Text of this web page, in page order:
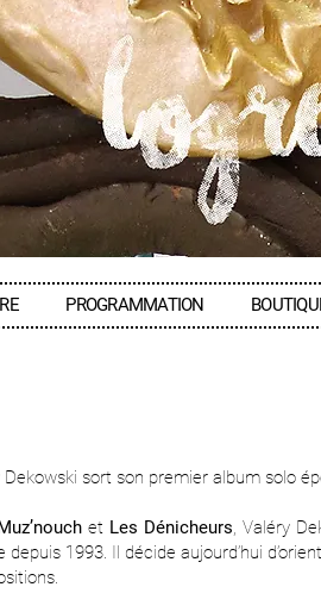
PROGRAMMATION
Dekowski sort son premier album solo
et Les Dénicheurs, Valéry
depuis 1993. Il décide aujourd’hui